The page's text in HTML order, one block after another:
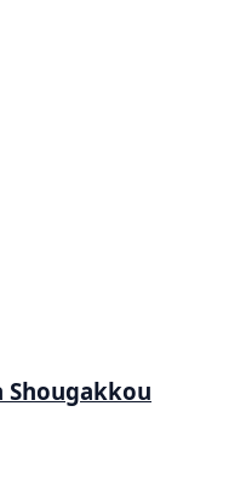
Shougakkou